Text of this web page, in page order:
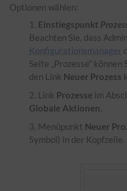
Optionen wählen:
Einstiegspunkt
Beachten Sie, dass
Konfigurationsmanager
Seite „Prozesse“
den Link Neuer Prozess
Link Prozesse im
Globale Aktionen.
Menüpunkt Neuer
Symbol) in der Kopfzeile.